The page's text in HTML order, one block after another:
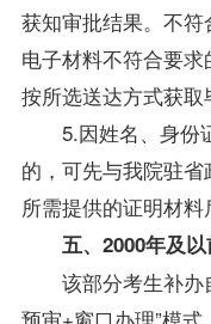
获知审批结果。不
电子材料不符合要求
按所选送达方式获取
5.因姓名、身份
的，可先与我院驻
所需提供的证明材料
五、2000年及
该部分考生补办